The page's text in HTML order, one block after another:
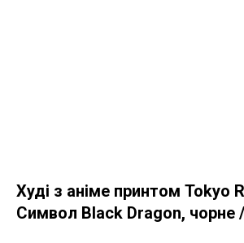
Худі з аніме принтом Tokyo
Символ Black Dragon, чорне